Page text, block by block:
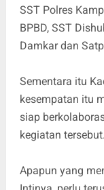
SST Polres
BPBD, SST
Damkar dan
Sementara itu
kesempatan itu
siap
kegiatan tersebut.
Apapun yang